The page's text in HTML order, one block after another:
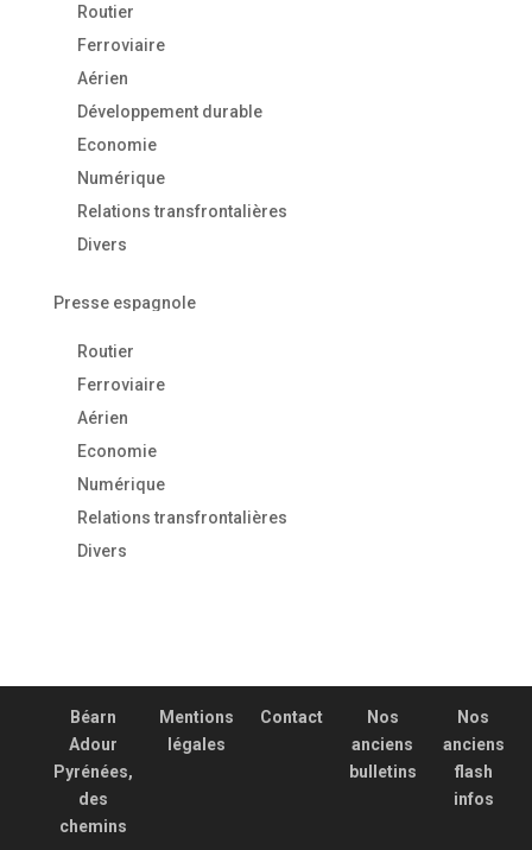
Routier
Ferroviaire
Aérien
Développement durable
Economie
Numérique
Relations transfrontalières
Divers
Presse espagnole
Routier
Ferroviaire
Aérien
Economie
Numérique
Relations transfrontalières
Divers
Béarn
Adour
Pyrénées,
des
chemins
Mentions
légales
Contact
Nos
anciens
bulletins
Nos
anciens
flash
infos